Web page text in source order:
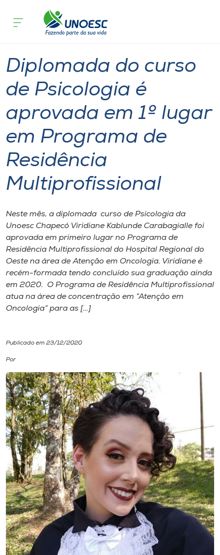
Cursos
Pesquisa
Atendimento ao Estudante
Portal de Ensino
Unoesc
Internacionalização
I.nova
Diplomados
Cultura
Biblioteca
Editora
Rádio
Museu
Unoesc
Store
Selecione
o idioma
Diplomada do curso
de Psicologia é
aprovada em 1º lugar
em Programa de
Residência
Multiprofissional
Neste mês, a diplomada curso de Psicologia da
Unoesc Chapecó Viridiane Kablunde Carabagialle foi
aprovada em primeiro lugar no Programa de
Residência Multiprofissional do Hospital Regional do
Oeste na área de Atenção em Oncologia. Viridiane é
recém-formada tendo concluído sua graduação ainda
em 2020. O Programa de Residência Multiprofissional
atua na área de concentração em “Atenção em
Oncologia” para as […]
Publicado em 23/12/2020
Por